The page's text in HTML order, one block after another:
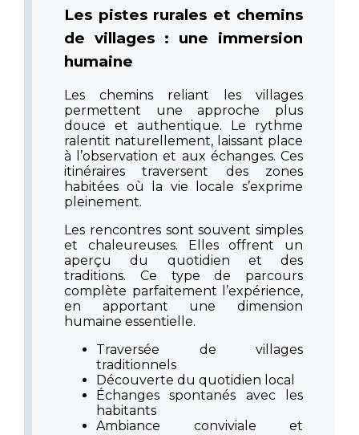
Les pistes rurales et chemins
de villages : une immersion
humaine
Les chemins reliant les villages
permettent une approche plus
douce et authentique. Le rythme
ralentit naturellement, laissant place
à l’observation et aux échanges. Ces
itinéraires traversent des zones
habitées où la vie locale s’exprime
pleinement.
Les rencontres sont souvent simples
et chaleureuses. Elles offrent un
aperçu du quotidien et des
traditions. Ce type de parcours
complète parfaitement l’expérience,
en apportant une dimension
humaine essentielle.
Traversée de villages
traditionnels
Découverte du quotidien local
Échanges spontanés avec les
habitants
Ambiance conviviale et